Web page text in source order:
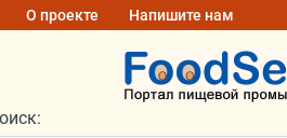
О проекте Напишите нам